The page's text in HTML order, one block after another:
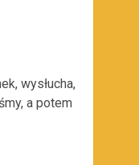
wysłucha,
a potem